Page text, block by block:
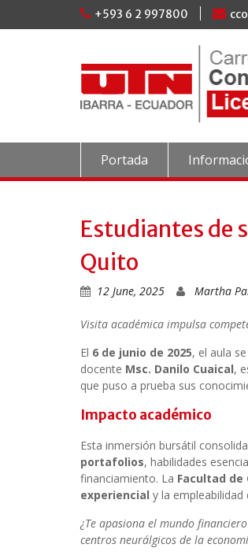
+593 6 2 997800
Portada
Estudiantes de
Quito
12 June, 2025 Martha
Visita académica impulsa
El 6 de junio de 2025, el aula
docente Msc. Danilo Cuaical,
que puso a prueba sus
Impacto académico
Esta inmersión bursátil
portafolios, habilidades
financiamiento. La Facultad de
experiencial y la empleabilidad
¿Te apasiona el mundo
centros neurálgicos de la